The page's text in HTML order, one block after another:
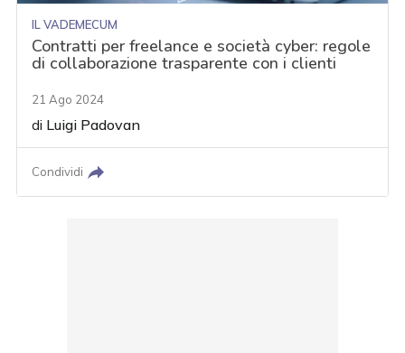
IL VADEMECUM
Contratti per freelance e società cyber: regole
di collaborazione trasparente con i clienti
21 Ago 2024
di Luigi Padovan
Condividi